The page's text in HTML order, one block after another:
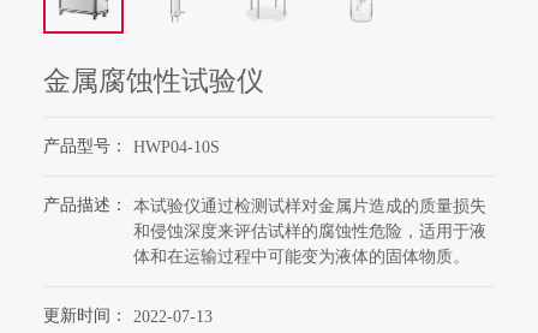
金属腐蚀性试验仪
产品型号： HWP04-10S
产品描述：
本试验仪通过检测试样对金属片造成的质量损失
和侵蚀深度来评估试样的腐蚀性危险，适用于液
体和在运输过程中可能变为液体的固体物质。
更新时间： 2022-07-13